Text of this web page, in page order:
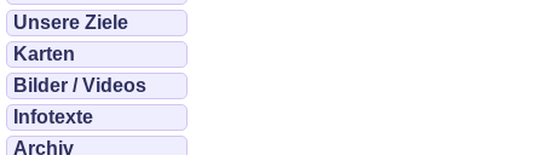
Unsere Ziele
Karten
Bilder / Videos
Infotexte
Archiv